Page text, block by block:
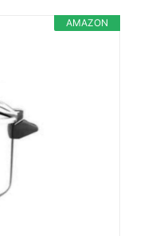
AMAZON